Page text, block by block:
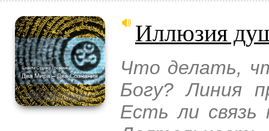
Иллюзия
Что делать,
Богу? Линия
Есть ли связь